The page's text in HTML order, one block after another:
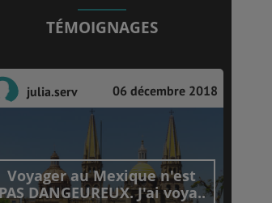
TÉMOIGNAGES
julia.serv 06 décembre 2018
Voyager au Mexique n'est
DANGEUREUX. J'ai voya..